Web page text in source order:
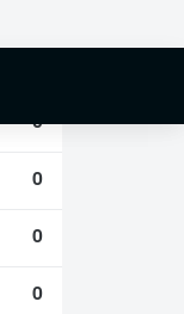
0
0
0
0